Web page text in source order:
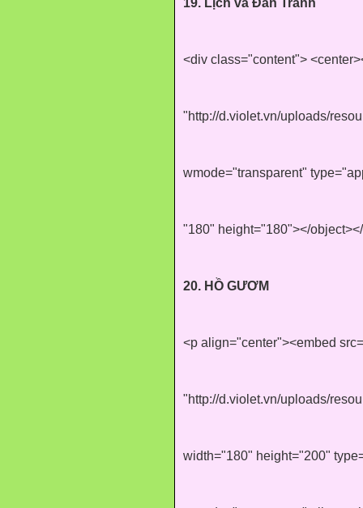
19. Lịch và Đàn Tranh
<div class="content">
"http://d.violet.vn/uploads/
wmode="transparent"
"180" height="180"></
20. HỒ GƯƠM
<p align="center"><embed src=
"http://d.violet.vn/uploads/
width="180" height="200"